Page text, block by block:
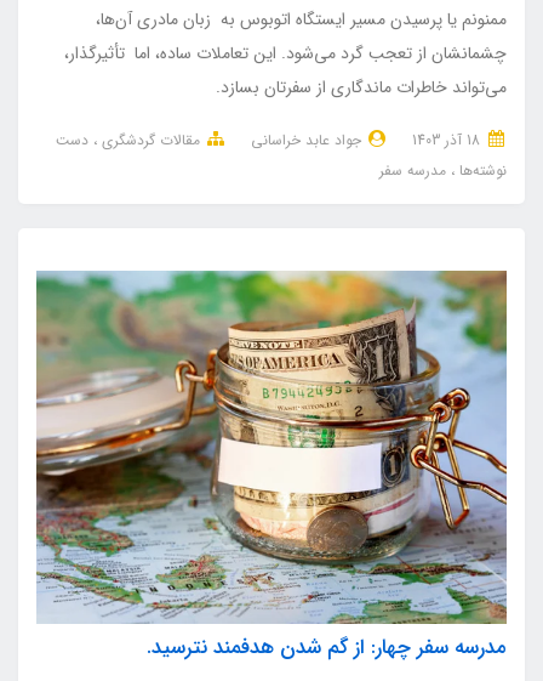
ممنونم یا پرسیدن مسیر ایستگاه اتوبوس به زبان مادری آن‌ها،
چشمانشان از تعجب گرد می‌شود. این تعاملات ساده، اما تأثیرگذار،
می‌تواند خاطرات ماندگاری از سفرتان بسازد.
جواد عابد خراسانی مقالات گردشگری دست
نوشته‌ها
مدرسه سفر
مدرسه سفر چهار: از گم شدن هدفمند نترسید.